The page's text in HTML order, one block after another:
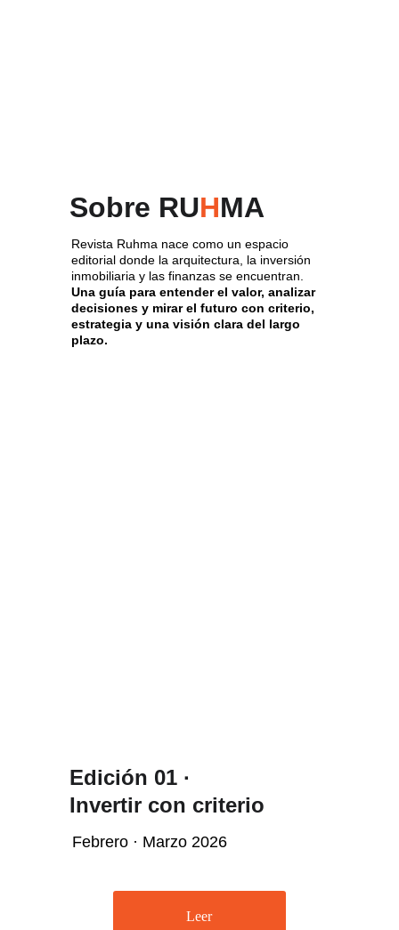
Sobre RUHMA
Revista Ruhma nace como un espacio
editorial donde la arquitectura, la inversión
inmobiliaria y las finanzas se encuentran.
Una guía para entender el valor, analizar
decisiones y mirar el futuro con criterio,
estrategia y una visión clara del largo
plazo.
Edición 01 ·
Invertir con criterio
Febrero · Marzo 2026
Leer